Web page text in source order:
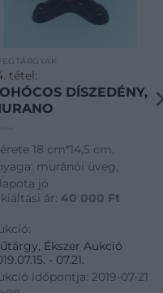
tétel:
DÍSZEDÉNY,
18 cm*14,5 cm,
muránói üveg,
jó
ár: 40 000 Ft
Ékszer Aukció
- 07.21.
időpontja: 2019-07-21